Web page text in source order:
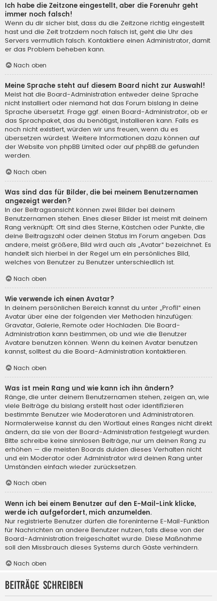
Ich habe die Zeitzone eingestellt, aber die Forenuhr geht
immer noch falsch!
Wenn du dir sicher bist, dass du die Zeitzone richtig eingestellt
hast und die Zeit trotzdem noch falsch ist, geht die Uhr des
Servers vermutlich falsch. Kontaktiere einen Administrator, damit
er das Problem beheben kann.
Nach oben
Meine Sprache steht auf diesem Board nicht zur Auswahl!
Meist hat die Board-Administration entweder deine Sprache
nicht installiert oder niemand hat das Forum bislang in deine
Sprache übersetzt. Frage ggf. einen Board-Administrator, ob er
das Sprachpaket, das du benötigst, installieren kann. Falls es
noch nicht existiert, würden wir uns freuen, wenn du es
übersetzen würdest. Weitere Informationen dazu können auf
der Website von phpBB Limited oder auf phpBB.de gefunden
werden.
Nach oben
Was sind das für Bilder, die bei meinem Benutzernamen
angezeigt werden?
In der Beitragsansicht können zwei Bilder bei deinem
Benutzernamen stehen. Eines dieser Bilder ist meist mit deinem
Rang verknüpft: Oft sind dies Sterne, Kästchen oder Punkte, die
deine Beitragszahl oder deinen Status im Forum angeben. Das
andere, meist größere, Bild wird auch als „Avatar“ bezeichnet. Es
handelt sich hierbei in der Regel um ein persönliches Bild,
welches von Benutzer zu Benutzer unterschiedlich ist.
Nach oben
Wie verwende ich einen Avatar?
In deinem persönlichen Bereich kannst du unter „Profil“ einen
Avatar über eine der folgenden vier Methoden hinzufügen:
Gravatar, Galerie, Remote oder Hochladen. Die Board-
Administration kann bestimmen, ob und wie die Benutzer
Avatare benutzen können. Wenn du keinen Avatar benutzen
kannst, solltest du die Board-Administration kontaktieren.
Nach oben
Was ist mein Rang und wie kann ich ihn ändern?
Ränge, die unter deinem Benutzernamen stehen, zeigen an, wie
viele Beiträge du bislang erstellt hast oder identifizieren
bestimmte Benutzer wie Moderatoren und Administratoren.
Normalerweise kannst du den Wortlaut eines Ranges nicht direkt
ändern, da sie von der Board-Administration festgelegt wurden.
Bitte schreibe keine sinnlosen Beiträge, nur um deinen Rang zu
erhöhen — die meisten Boards dulden dieses Verhalten nicht
und ein Moderator oder Administrator wird deinen Rang unter
Umständen einfach wieder zurücksetzen.
Nach oben
Wenn ich bei einem Benutzer auf den E-Mail-Link klicke,
werde ich aufgefordert, mich anzumelden.
Nur registrierte Benutzer dürfen die foreninterne E-Mail-Funktion
für Nachrichten an andere Benutzer nutzen, falls diese von der
Board-Administration freigeschaltet wurde. Diese Maßnahme
soll den Missbrauch dieses Systems durch Gäste verhindern.
Nach oben
Beiträge schreiben